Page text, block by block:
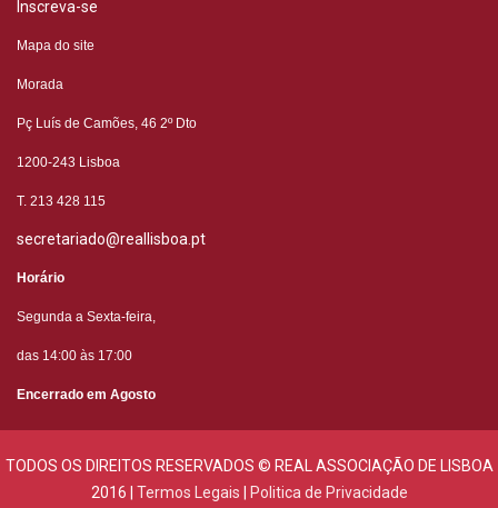
Inscreva-se
Mapa do site
Morada
Pç Luís de Camões, 46 2º Dto
1200-243 Lisboa
T. 213 428 115
secretariado@reallisboa.pt
Horário
Segunda a Sexta-feira,
das 14:00 às 17:00
Encerrado em Agosto
TODOS OS DIREITOS RESERVADOS © REAL ASSOCIAÇÃO DE LISBOA
2016 | Termos Legais Politica de Privacidade